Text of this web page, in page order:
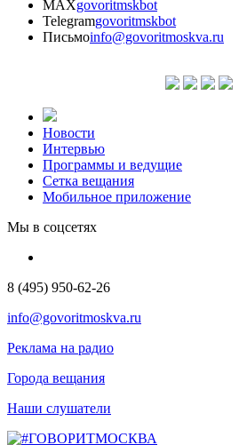
MAXgovoritmskbot
Telegramgovoritmskbot
Письмоinfo@govoritmoskva.ru
Новости
Интервью
Программы и ведущие
Сетка вещания
Мобильное приложение
Мы в соцсетях
8 (495) 950-62-26
info@govoritmoskva.ru
Реклама на радио
Города вещания
Наши слушатели